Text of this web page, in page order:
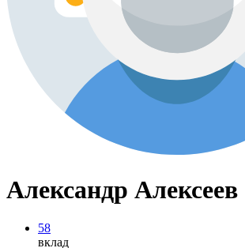
Александр Алексеев
58
вклад